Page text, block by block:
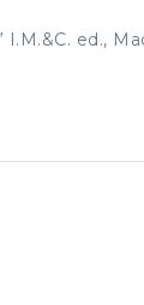
ed.,